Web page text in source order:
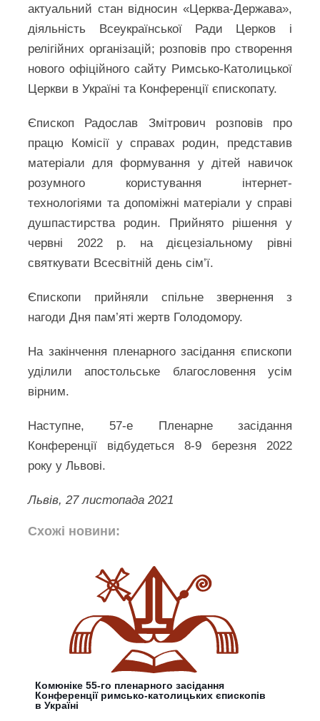
актуальний стан відносин «Церква-Держава»,
діяльність Всеукраїнської Ради Церков і
релігійних організацій; розповів про створення
нового офіційного сайту Римсько-Католицької
Церкви в Україні та Конференції єпископату.
Єпископ Радослав Змітрович розповів про
працю Комісії у справах родин, представив
матеріали для формування у дітей навичок
розумного користування інтернет-
технологіями та допоміжні матеріали у справі
душпастирства родин. Прийнято рішення у
червні 2022 р. на дієцезіальному рівні
святкувати Всесвітній день сім’ї.
Єпископи прийняли спільне звернення з
нагоди Дня пам’яті жертв Голодомору.
На закінчення пленарного засідання єпископи
уділили апостольське благословення усім
вірним.
Наступне, 57-е Пленарне засідання
Конференції відбудеться 8-9 березня 2022
року у Львові.
Львів, 27 листопада 2021
Схожі новини:
Комюніке 55-го пленарного засідання
Конференції римсько-католицьких єпископів
в Україні